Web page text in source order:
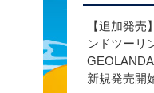
【追加発
ンドツーリ
新規発売開